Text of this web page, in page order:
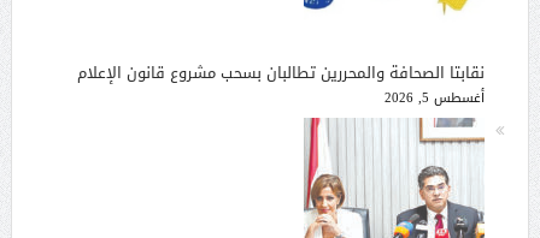
نقابتا الصحافة والمحررين تطالبان بسحب مشروع قانون الإعلام
أغسطس 5, 2026